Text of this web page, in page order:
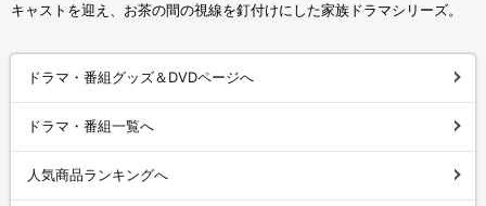
キャストを迎え、お茶の間の視線を釘付けにした家族ドラマシリーズ。
ドラマ・番組グッズ＆DVDページへ
ドラマ・番組一覧へ
人気商品ランキングへ